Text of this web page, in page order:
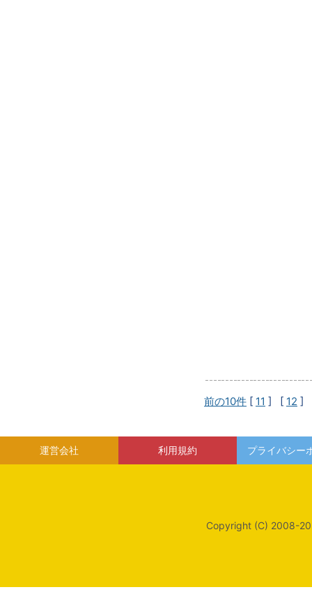
前の10件 [ 11 ] [ 12 ]
運営会社 利用規約 プライバシー
Copyright (C) 2008-